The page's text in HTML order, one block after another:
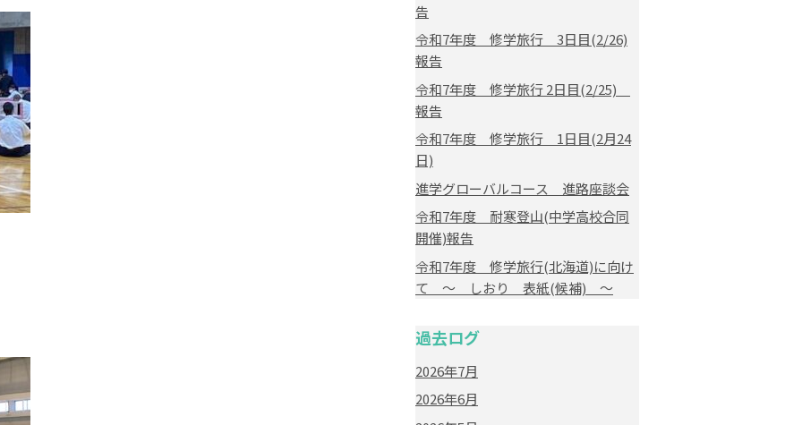
告
令和7年度 修学旅行 3日目(2/26)
報告
令和7年度 修学旅行 2日目(2/25)
報告
令和7年度 修学旅行 1日目(2月24
日)
進学グローバルコース 進路座談会
令和7年度 耐寒登山(中学高校合同
開催)報告
令和7年度 修学旅行(北海道)に向け
て ～ しおり 表紙(候補) ～
過去ログ
2026年7月
2026年6月